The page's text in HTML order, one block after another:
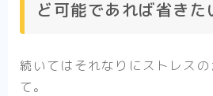
ど可能であれば省きた
続いてはそれなりにストレス
て。